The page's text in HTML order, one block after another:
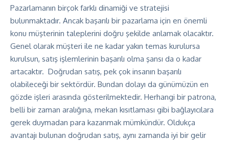
Pazarlamanın birçok farklı dinamiği ve stratejisi
bulunmaktadır. Ancak başarılı bir pazarlama için en önemli
konu müşterinin taleplerini doğru şekilde anlamak olacaktır.
Genel olarak müşteri ile ne kadar yakın temas kurulursa
kurulsun, satış işlemlerinin başarılı olma şansı da o kadar
artacaktır. Doğrudan satış, pek çok insanın başarılı
olabileceği bir sektördür. Bundan dolayı da günümüzün en
gözde işleri arasında gösterilmektedir. Herhangi bir patrona,
belli bir zaman aralığına, mekan kısıtlaması gibi bağlayıcılara
gerek duymadan para kazanmak mümkündür. Oldukça
avantajı bulunan doğrudan satış, aynı zamanda iyi bir gelir